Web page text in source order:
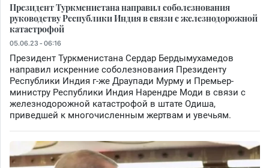
Президент Туркменистана направил соболезнования
руководству Республики Индия в связи с железнодорожной
катастрофой
05.06.23 - 06:16
Президент Туркменистана Сердар Бердымухамедов
направил искренние соболезнования Президенту
Республики Индия г-же Драупади Мурму и Премьер-
министру Республики Индия Нарендре Моди в связи с
железнодорожной катастрофой в штате Одиша,
приведшей к многочисленным жертвам и увечьям.